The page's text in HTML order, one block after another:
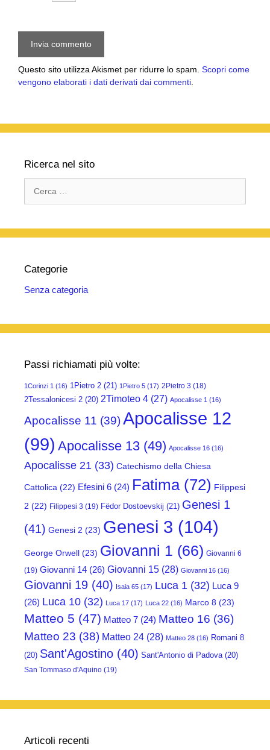
Questo sito utilizza Akismet per ridurre lo spam. Scopri come
vengono elaborati i dati derivati dai commenti.
Ricerca nel sito
per:
Categorie
Senza categoria
Passi richiamati più volte:
1Corinzi 1 (16) 1Pietro 2 (21) 1Pietro 5 (17) 2Pietro 3 (18)
2Tessalonicesi 2 (20) 2Timoteo 4 (27) Apocalisse 1 (16)
Apocalisse 11 (39)Apocalisse 12
(99) Apocalisse 13 (49) Apocalisse 16 (16)
Apocalisse 21 (33) Catechismo della Chiesa
Cattolica (22) Efesini 6 (24) Fatima(72) Filippesi
2 (22) Filippesi 3 (19) Fëdor Dostoevskij (21) Genesi 1
(41) Genesi 2 (23) Genesi 3 (104)
George Orwell (23) Giovanni 1 (66) Giovanni 6
(19) Giovanni 14 (26) Giovanni 15 (28) Giovanni 16 (16)
Giovanni 19 (40) Isaia 65 (17) Luca 1 (32) Luca 9
(26) Luca 10 (32) Luca 17 (17) Luca 22 (16) Marco 8 (23)
Matteo 5 (47) Matteo 7 (24) Matteo 16 (36)
Matteo 23 (38) Matteo 24 (28) Matteo 28 (16) Romani 8
(20) Sant'Agostino (40) Sant'Antonio di Padova(20)
San Tommaso d'Aquino (19)
Articoli recenti